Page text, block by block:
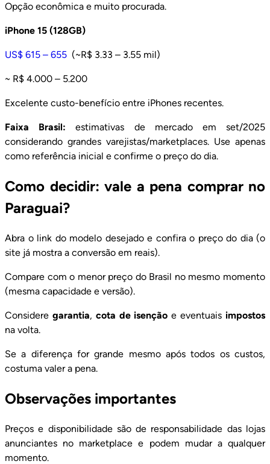
Opção econômica e muito procurada.
iPhone 15 (128GB)
US$ 615 – 655 (~R$ 3.33 – 3.55 mil)
~ R$ 4.000 – 5.200
Excelente custo-benefício entre iPhones recentes.
Faixa Brasil: estimativas de mercado em set/2025
considerando grandes varejistas/marketplaces. Use apenas
como referência inicial e confirme o preço do dia.
Como decidir: vale a pena comprar no
Paraguai?
Abra o link do modelo desejado e confira o preço do dia (o
site já mostra a conversão em reais).
Compare com o menor preço do Brasil no mesmo momento
(mesma capacidade e versão).
Considere garantia, cota de isenção e eventuais impostos
na volta.
Se a diferença for grande mesmo após todos os custos,
costuma valer a pena.
Observações importantes
Preços e disponibilidade são de responsabilidade das lojas
anunciantes no marketplace e podem mudar a qualquer
momento.